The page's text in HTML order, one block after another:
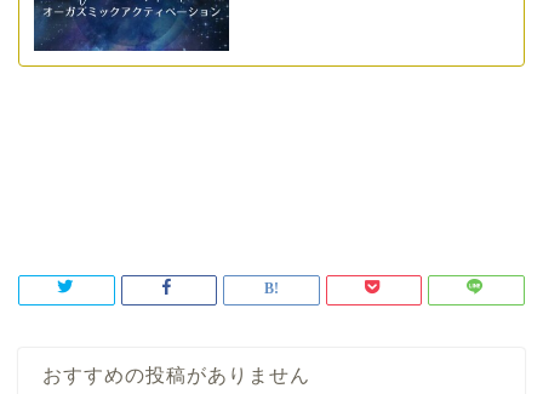
おすすめの投稿がありません